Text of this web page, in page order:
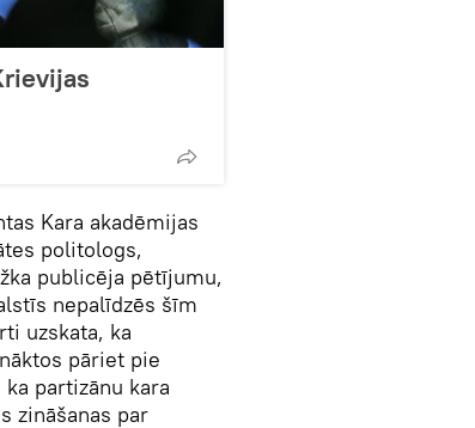
Kara akadēmijas
politologs,
publicēja pētījumu,
nepalīdzēs šīm
uzskata, ka
pāriet pie
partizānu kara
zināšanas par